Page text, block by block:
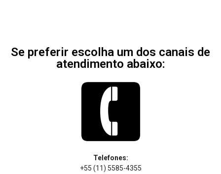
Se preferir escolha um dos canais de
atendimento abaixo:
Telefones:
+55 (11) 5585-4355